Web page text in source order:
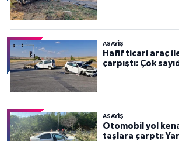
ASAYİŞ
Hafif ticari araç
çarpıştı: Çok
ASAYİŞ
Otomobil yol
taşlara çarptı: